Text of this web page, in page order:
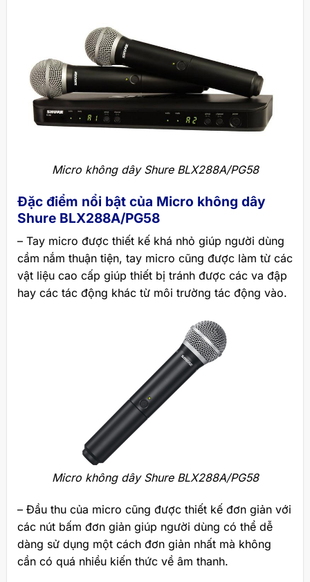
Micro không dây Shure BLX288A/PG58
Đặc điểm nổi bật của Micro không dây
Shure BLX288A/PG58
– Tay micro được thiết kế khá nhỏ giúp người dùng
cầm nắm thuận tiện, tay micro cũng được làm từ các
vật liệu cao cấp giúp thiết bị tránh được các va đập
hay các tác động khác từ môi trường tác động vào.
Micro không dây Shure BLX288A/PG58
– Đầu thu của micro cũng được thiết kế đơn giản với
các nút bấm đơn giản giúp người dùng có thể dễ
dàng sử dụng một cách đơn giản nhất mà không
cần có quá nhiều kiến thức về âm thanh.